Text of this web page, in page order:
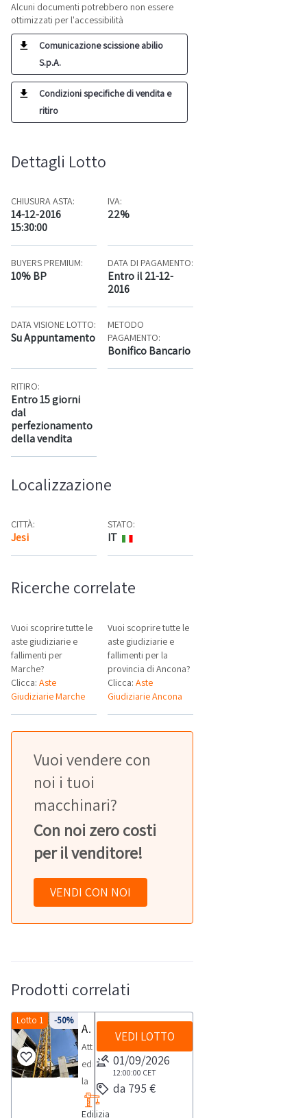
Alcuni documenti potrebbero non essere
ottimizzati per l'accessibilità
Comunicazione scissione abilio
S.p.A.
Condizioni specifiche di vendita e
ritiro
Dettagli Lotto
CHIUSURA ASTA:
14-12-2016
15:30:00
IVA:
22%
BUYERS PREMIUM:
10% BP
DATA DI PAGAMENTO:
Entro il 21-12-
2016
DATA VISIONE LOTTO:
Su Appuntamento
METODO
PAGAMENTO:
Bonifico Bancario
RITIRO:
Entro 15 giorni
dal
perfezionamento
della vendita
Localizzazione
CITTÀ:
Jesi Mappa
STATO:
IT
Ricerche correlate
Vuoi scoprire tutte le
aste giudiziarie e
fallimenti per
Marche?
Clicca: Aste
Giudiziarie Marche
Vuoi scoprire tutte le
aste giudiziarie e
fallimenti per la
provincia di Ancona?
Clicca:Aste
Giudiziarie Ancona
Vuoi vendere con
noi i tuoi
macchinari?
Con noi zero costi
per il venditore!
VENDI CON NOI
Prodotti correlati
-50%
Lotto 1
Attrezzatura edile
Attrezzatura
edile,
la
vendita
comprende:-
Edilizia
VEDI LOTTO
01/09/2026
12:00:00 CET
da 795 €